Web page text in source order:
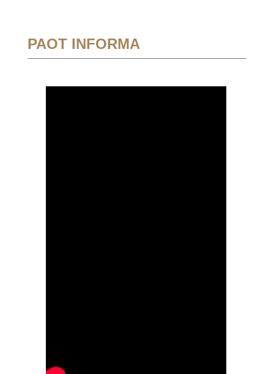
PAOT INFORMA